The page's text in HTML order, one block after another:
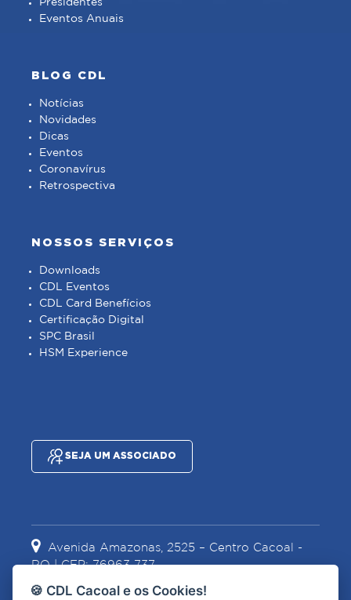
Presidentes
Eventos Anuais
BLOG CDL
Notícias
Novidades
Dicas
Eventos
Coronavírus
Retrospectiva
NOSSOS SERVIÇOS
Downloads
CDL Eventos
CDL Card Benefícios
Certificação Digital
SPC Brasil
HSM Experience
SEJA UM ASSOCIADO
Avenida Amazonas, 2525 – Centro Cacoal -
RO | CEP: 76963-737
🍪 CDL Cacoal e os Cookies!